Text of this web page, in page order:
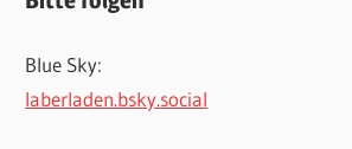
Blue Sky:
laberladen.bsky.social